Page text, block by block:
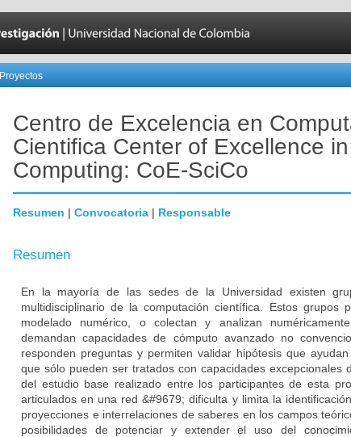
Proyectos
Centro de Excelencia en
Cientifica Center of Excellence
Computing: CoE-SciCo
Resumen | Convocatoria | Responsable
Resumen
En la mayoría de las sedes de la Universidad existen
multidisciplinario de la computación científica. Estos grupos
modelado numérico, o colectan y analizan
demandan capacidades de cómputo avanzado no
responden preguntas y permiten validar hipótesis que
que sólo pueden ser tratados con capacidades excepcionales
del estudio base realizado entre los participantes de esta
articulados en una red &#9679; dificulta y limita la
proyecciones e interrelaciones de saberes en los campos
posibilidades de potenciar y extender el uso del